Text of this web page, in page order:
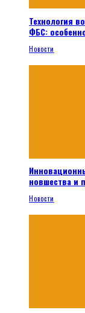
Технология
ФБС:
Новости
новшества и
Новости